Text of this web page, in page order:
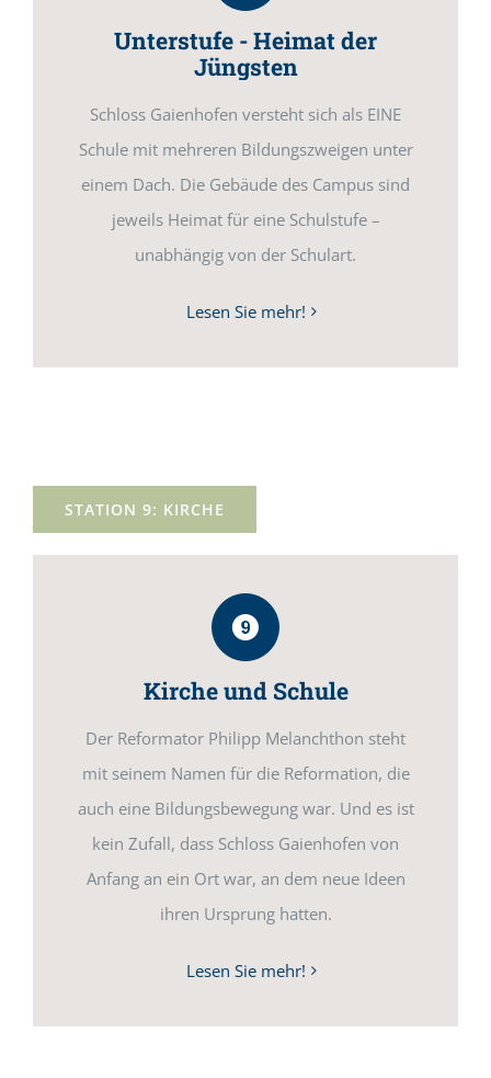
Unterstufe - Heimat der
Jüngsten
Schloss Gaienhofen versteht sich als EINE
Schule mit mehreren Bildungszweigen unter
einem Dach. Die Gebäude des Campus sind
jeweils Heimat für eine Schulstufe –
unabhängig von der Schulart.
Lesen Sie mehr!
STATION 9: KIRCHE
Kirche und Schule
Der Reformator Philipp Melanchthon steht
mit seinem Namen für die Reformation, die
auch eine Bildungsbewegung war. Und es ist
kein Zufall, dass Schloss Gaienhofen von
Anfang an ein Ort war, an dem neue Ideen
ihren Ursprung hatten.
Lesen Sie mehr!